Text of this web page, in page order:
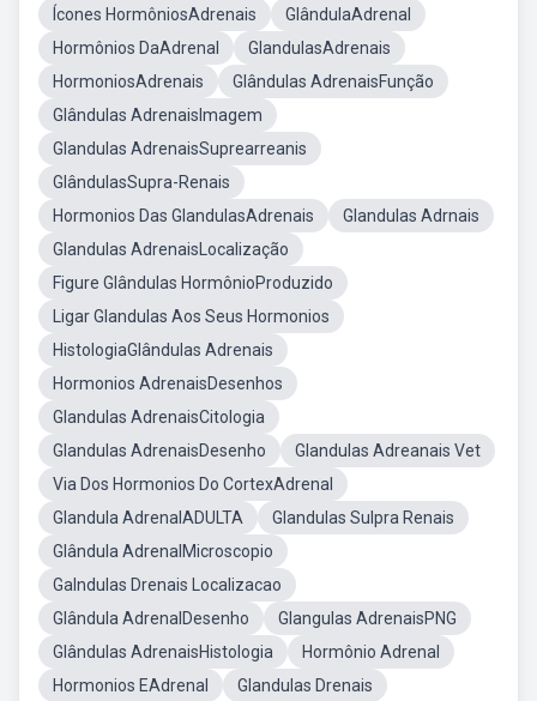
Ícones HormôniosAdrenais
GlândulaAdrenal
Hormônios DaAdrenal
GlandulasAdrenais
HormoniosAdrenais
Glândulas AdrenaisFunção
Glândulas AdrenaisImagem
Glandulas AdrenaisSuprearreanis
GlândulasSupra-Renais
Hormonios Das GlandulasAdrenais
Glandulas Adrnais
Glandulas AdrenaisLocalização
Figure Glândulas HormônioProduzido
Ligar Glandulas Aos Seus Hormonios
HistologiaGlândulas Adrenais
Hormonios AdrenaisDesenhos
Glandulas AdrenaisCitologia
Glandulas AdrenaisDesenho
Glandulas Adreanais Vet
Via Dos Hormonios Do CortexAdrenal
Glandula AdrenalADULTA
Glandulas Sulpra Renais
Glândula AdrenalMicroscopio
Galndulas Drenais Localizacao
Glândula AdrenalDesenho
Glangulas AdrenaisPNG
Glândulas AdrenaisHistologia
Hormônio Adrenal
Hormonios EAdrenal
Glandulas Drenais